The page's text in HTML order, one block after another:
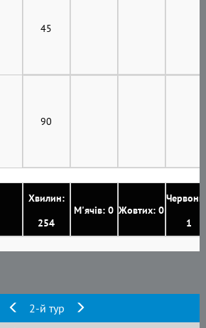
Хвилин:
254
М'ячів: 0 Жовтих: 0
1
45
90
2-й тур